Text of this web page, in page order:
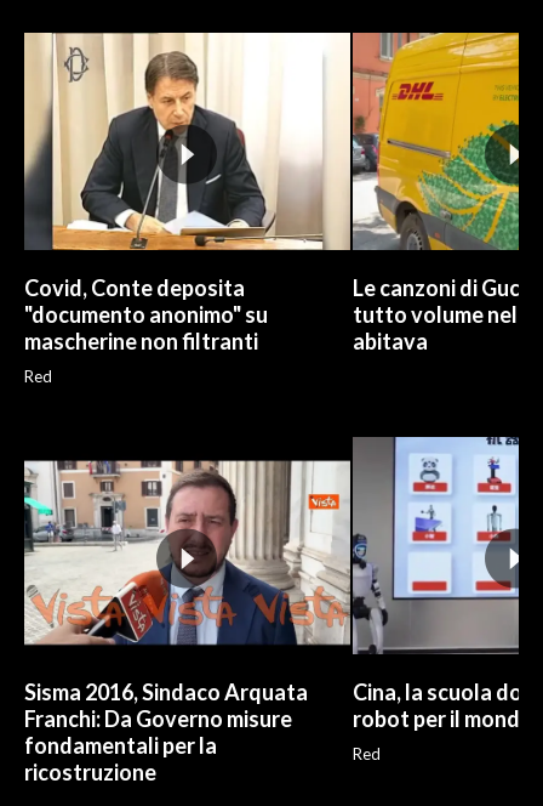
Covid, Conte deposita
"documento anonimo" su
mascherine non filtranti
Red
Le canzoni di
tutto volume nella
abitava
Sisma 2016, Sindaco Arquata
Franchi: Da Governo misure
fondamentali per la
ricostruzione
Cina, la scuola
robot per il mondo
Red